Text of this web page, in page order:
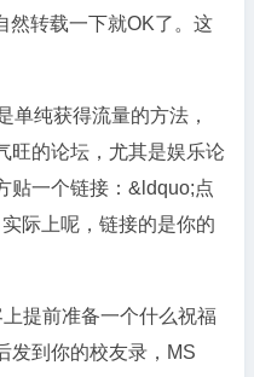
然转载一下就OK了。这
纯获得流量的方法，
旺的论坛，尤其是娱乐论
贴一个链接：&ldquo;点
际上呢，链接的是你的
提前准备一个什么祝福
发到你的校友录，MS